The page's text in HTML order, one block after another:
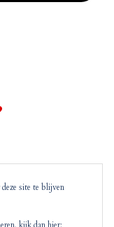
en
advertenties en
site te blijven